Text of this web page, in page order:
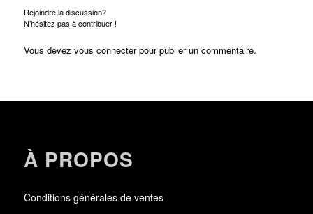
Rejoindre la discussion?
N’hésitez pas à contribuer !
Vous devez vous connecterpour publier un commentaire.
À PROPOS
Conditions générales de ventes